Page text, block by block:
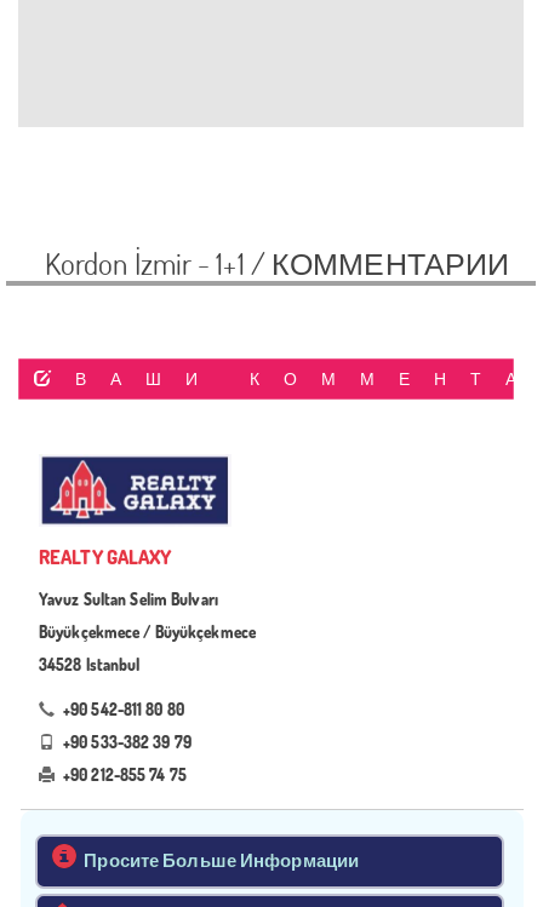
Kordon İzmir - 1+1 / КОММЕНТАРИИ
ВАШИ
REALTY GALAXY
Yavuz Sultan Selim Bulvarı
Büyükçekmece / Büyükçekmece
34528 Istanbul
+90 542-811 80 80
+90 533-382 39 79
+90 212-855 74 75
Просите Больше Информации